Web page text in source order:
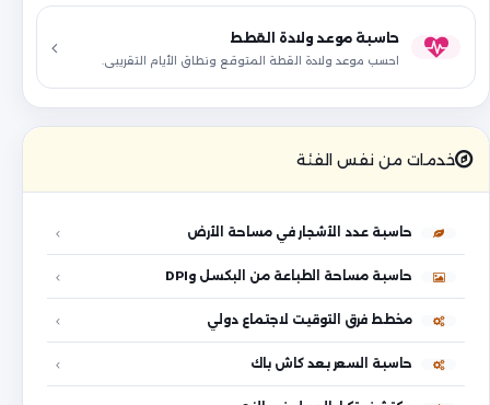
حاسبة موعد ولادة القطط
احسب موعد ولادة القطة المتوقع ونطاق الأيام التقريبي.
خدمات من نفس الفئة
حاسبة عدد الأشجار في مساحة الأرض
حاسبة مساحة الطباعة من البكسل وDPI
مخطط فرق التوقيت لاجتماع دولي
حاسبة السعر بعد كاش باك